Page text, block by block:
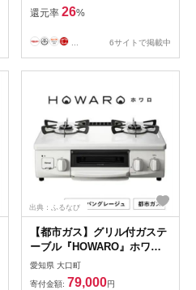
還元率 26%
6サイトで掲載中
出典：ふるなび
【都市ガス】グリル付ガステ
ーブル『HOWARO』ホワロ
(点火つまみ:シャンパングレ
ージュ)幅56cm【1624004】
愛知県 大口町
寄付金額: 79,000円